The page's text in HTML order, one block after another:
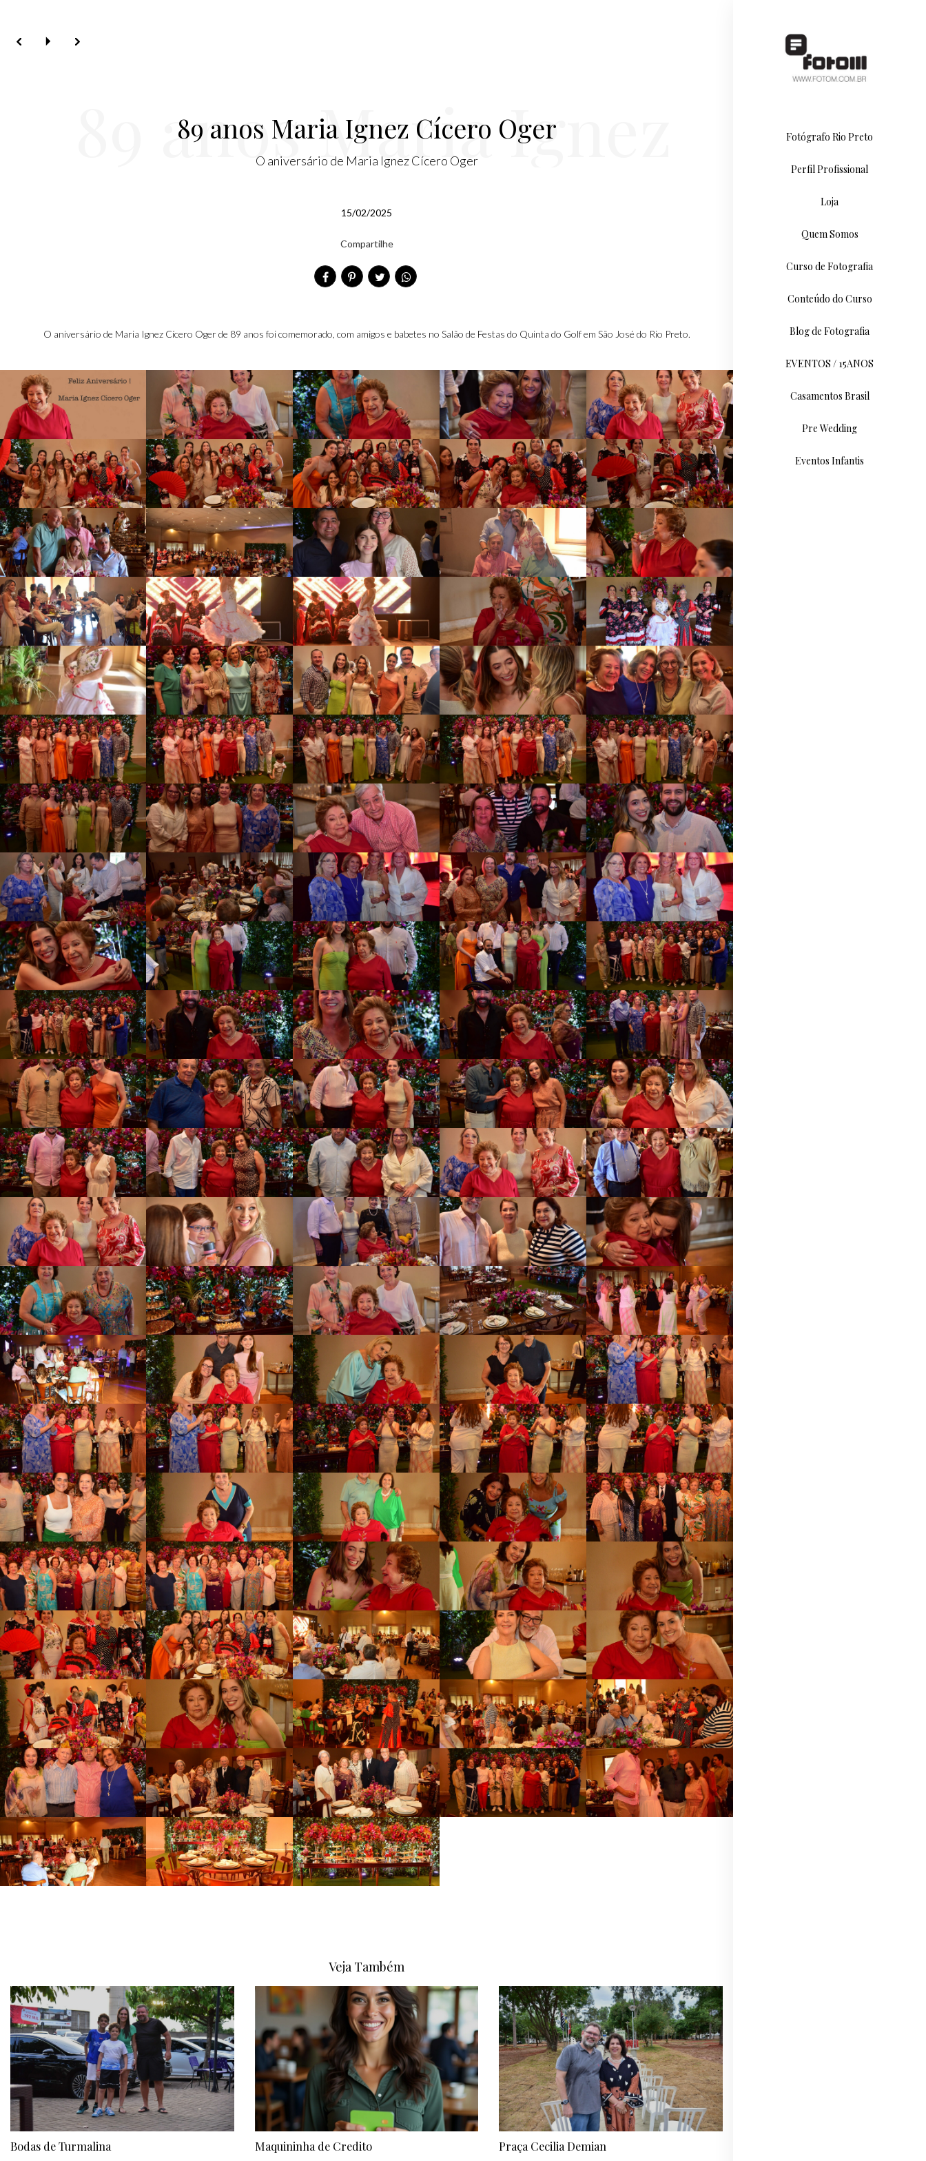
Fotógrafo Rio Preto
Perfil Profissional
Loja
Quem Somos
Curso de Fotografia
Conteúdo do Curso
Blog de Fotografia
EVENTOS / 15ANOS
Casamentos Brasil
Pre Wedding
Eventos Infantis
89 anos Maria Ignez Cícero Oger
89 anos Maria Ignez
Cícero Oger
O aniversário de Maria Ignez Cícero Oger
15/02/2025
Compartilhe
O aniversário de Maria Ignez Cícero Oger de 89 anos foi comemorado, com amigos e babetes no Salão de Festas do Quinta do Golf em São José do Rio Preto.
Veja Também
Bodas de Turmalina Maquininha de Credito Praça Cecilia Demian